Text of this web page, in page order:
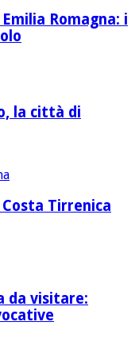
Romagna: i
la città di
Tirrenica
da visitare: